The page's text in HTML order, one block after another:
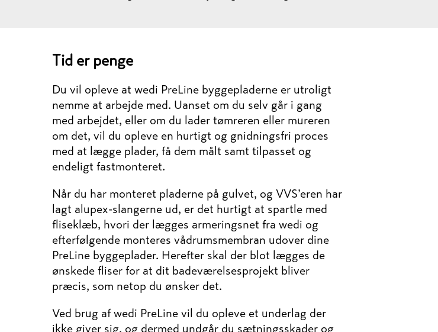
Tid er penge
Du vil opleve at wedi PreLine byggepladerne er utroligt
nemme at arbejde med. Uanset om du selv går i gang
med arbejdet, eller om du lader tømreren eller mureren
om det, vil du opleve en hurtigt og gnidningsfri proces
med at lægge plader, få dem målt samt tilpasset og
endeligt fastmonteret.
Når du har monteret pladerne på gulvet, og VVS’eren har
lagt alupex-slangerne ud, er det hurtigt at spartle med
fliseklæb, hvori der lægges armeringsnet fra wedi og
efterfølgende monteres vådrumsmembran udover dine
PreLine byggeplader. Herefter skal der blot lægges de
ønskede fliser for at dit badeværelsesprojekt bliver
præcis, som netop du ønsker det.
Ved brug af wedi PreLine vil du opleve et underlag der
ikke giver sig, og dermed undgår du sætningsskader og